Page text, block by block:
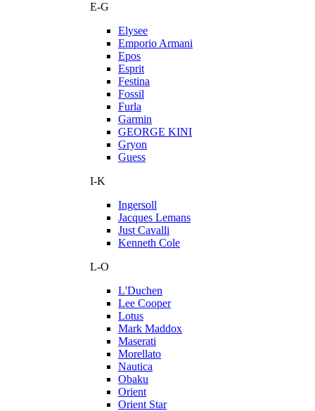
E-G
Elysee
Emporio Armani
Epos
Esprit
Festina
Fossil
Furla
Garmin
GEORGE KINI
Gryon
Guess
I-K
Ingersoll
Jacques Lemans
Just Cavalli
Kenneth Cole
L-O
L'Duchen
Lee Cooper
Lotus
Mark Maddox
Maserati
Morellato
Nautica
Obaku
Orient
Orient Star